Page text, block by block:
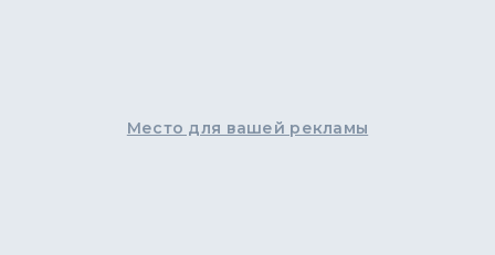
Место для вашей рекламы